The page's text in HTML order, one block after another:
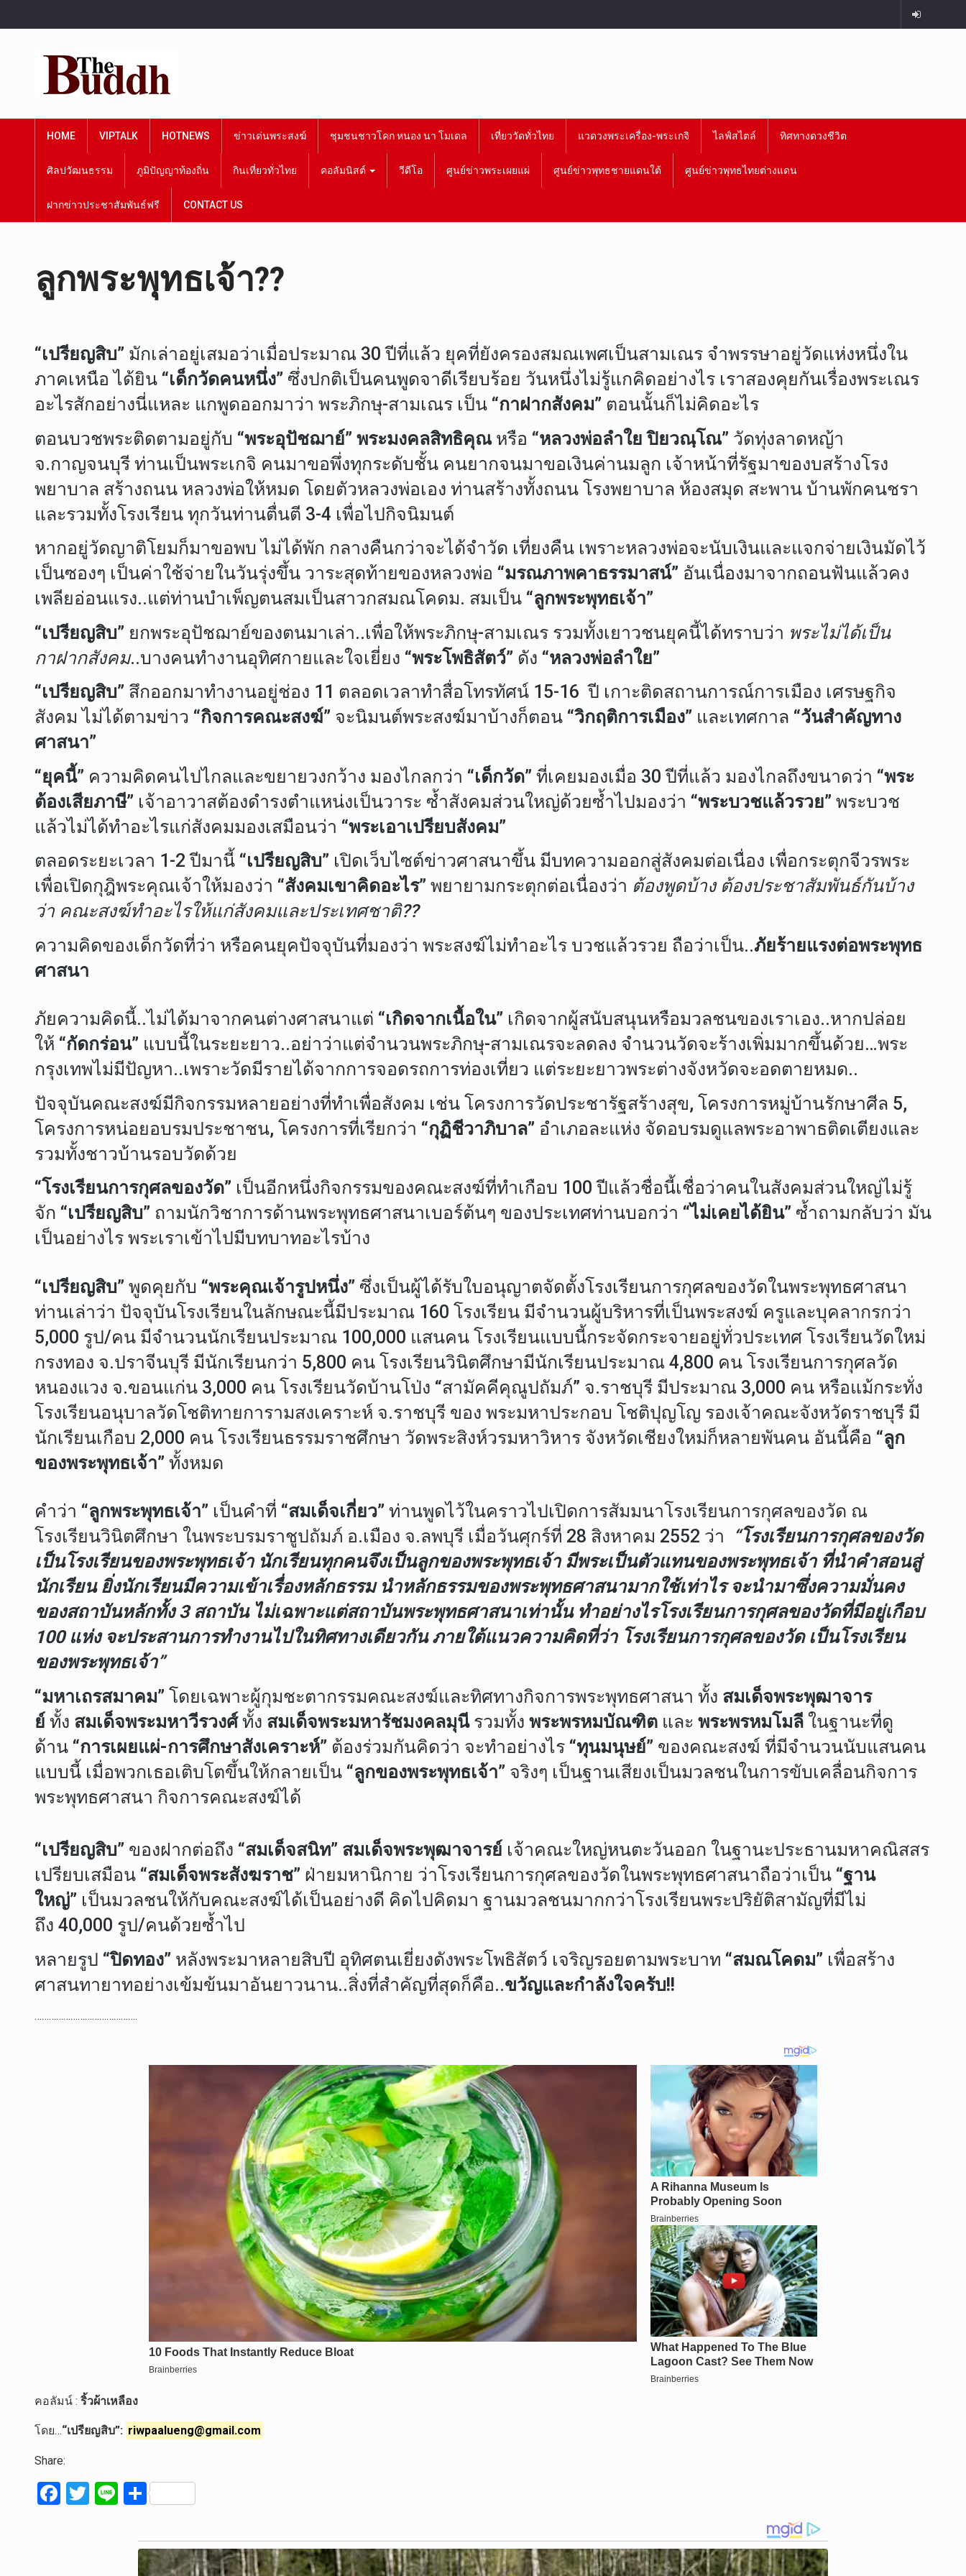
HOME VIPTALK HOTNEWS ข่าวเด่นพระสงฆ์ ชุมชนชาวโคก หนอง นา โมเดล เที่ยววัดทั่วไทย แวดวงพระเครื่อง-พระเกจิ ไลฟ์สไตล์ ทิศทางดวงชีวิต
ศิลปวัฒนธรรม ภูมิปัญญาท้องถิ่น กินเที่ยวทั่วไทย คอลัมนิสต์ วีดีโอ ศูนย์ข่าวพระเผยแผ่ ศูนย์ข่าวพุทธชายแดนใต้ ศูนย์ข่าวพุทธไทยต่างแดน
ฝากข่าวประชาสัมพันธ์ฟรี CONTACT US
ลูกพระพุทธเจ้า??
“เปรียญสิบ” มักเล่าอยู่เสมอว่าเมื่อประมาณ 30 ปีที่แล้ว ยุคที่ยังครองสมณเพศเป็นสามเณร จำพรรษาอยู่วัดแห่งหนึ่งใน
ภาคเหนือ ได้ยิน “เด็กวัดคนหนึ่ง” ซึ่งปกติเป็นคนพูดจาดีเรียบร้อย วันหนึ่งไม่รู้แกคิดอย่างไร เราสองคุยกันเรื่องพระเณร
อะไรสักอย่างนี่แหละ แกพูดออกมาว่า พระภิกษุ-สามเณร เป็น “กาฝากสังคม” ตอนนั้นก็ไม่คิดอะไร
ตอนบวชพระติดตามอยู่กับ “พระอุปัชฌาย์” พระมงคลสิทธิคุณหรือ “หลวงพ่อลำใย ปิยวณฺโณ” วัดทุ่งลาดหญ้า
จ.กาญจนบุรี ท่านเป็นพระเกจิ คนมาขอพึ่งทุกระดับชั้น คนยากจนมาขอเงินค่านมลูก เจ้าหน้าที่รัฐมาของบสร้างโรง
พยาบาล สร้างถนน หลวงพ่อให้หมด โดยตัวหลวงพ่อเอง ท่านสร้างทั้งถนน โรงพยาบาล ห้องสมุด สะพาน บ้านพักคนชรา
และรวมทั้งโรงเรียน ทุกวันท่านตื่นตี 3-4 เพื่อไปกิจนิมนต์
หากอยู่วัดญาติโยมก็มาขอพบ ไม่ได้พัก กลางคืนกว่าจะได้จำวัด เที่ยงคืน เพราะหลวงพ่อจะนับเงินและแจกจ่ายเงินมัดไว้
เป็นซองๆ เป็นค่าใช้จ่ายในวันรุ่งขึ้น วาระสุดท้ายของหลวงพ่อ “มรณภาพคาธรรมาสน์” อันเนื่องมาจากถอนฟันแล้วคง
เพลียอ่อนแรง..แต่ท่านบำเพ็ญตนสมเป็นสาวกสมณโคดม. สมเป็น “ลูกพระพุทธเจ้า”
“เปรียญสิบ” ยกพระอุปัชฌาย์ของตนมาเล่า..เพื่อให้พระภิกษุ-สามเณร รวมทั้งเยาวชนยุคนี้ได้ทราบว่า พระไม่ได้เป็น
กาฝากสังคม..บางคนทำงานอุทิศกายและใจเยี่ยง “พระโพธิสัตว์” ดัง “หลวงพ่อลำใย”
“เปรียญสิบ” สึกออกมาทำงานอยู่ช่อง 11 ตลอดเวลาทำสื่อโทรทัศน์ 15-16 ปี เกาะติดสถานการณ์การเมือง เศรษฐกิจ
สังคม ไม่ได้ตามข่าว “กิจการคณะสงฆ์” จะนิมนต์พระสงฆ์มาบ้างก็ตอน “วิกฤติการเมือง” และเทศกาล “วันสำคัญทาง
ศาสนา”
“ยุคนี้” ความคิดคนไปไกลและขยายวงกว้าง มองไกลกว่า “เด็กวัด” ที่เคยมองเมื่อ 30 ปีที่แล้ว มองไกลถึงขนาดว่า “พระ
ต้องเสียภาษี” เจ้าอาวาสต้องดำรงตำแหน่งเป็นวาระ ซ้ำสังคมส่วนใหญ่ด้วยซ้ำไปมองว่า “พระบวชแล้วรวย” พระบวช
แล้วไม่ได้ทำอะไรแก่สังคมมองเสมือนว่า “พระเอาเปรียบสังคม”
ตลอดระยะเวลา 1-2 ปีมานี้ “เปรียญสิบ” เปิดเว็บไซต์ข่าวศาสนาขึ้น มีบทความออกสู่สังคมต่อเนื่อง เพื่อกระตุกจีวรพระ
เพื่อเปิดกุฎิพระคุณเจ้าให้มองว่า “สังคมเขาคิดอะไร” พยายามกระตุกต่อเนื่องว่า ต้องพูดบ้าง ต้องประชาสัมพันธ์กันบ้าง
ว่า คณะสงฆ์ทำอะไรให้แก่สังคมและประเทศชาติ??
ความคิดของเด็กวัดที่ว่า หรือคนยุคปัจจุบันที่มองว่า พระสงฆ์ไม่ทำอะไร บวชแล้วรวย ถือว่าเป็น..ภัยร้ายแรงต่อพระพุทธ
ศาสนา
ภัยความคิดนี้..ไม่ได้มาจากคนต่างศาสนาแต่ “เกิดจากเนื้อใน” เกิดจากผู้สนับสนุนหรือมวลชนของเราเอง..หากปล่อย
ให้ “กัดกร่อน” แบบนี้ในระยะยาว..อย่าว่าแต่จำนวนพระภิกษุ-สามเณรจะลดลง จำนวนวัดจะร้างเพิ่มมากขึ้นด้วย…พระ
กรุงเทพไม่มีปัญหา..เพราะวัดมีรายได้จากการจอดรถการท่องเที่ยว แต่ระยะยาวพระต่างจังหวัดจะอดตายหมด..
ปัจจุบันคณะสงฆ์มีกิจกรรมหลายอย่างที่ทำเพื่อสังคม เช่น โครงการวัดประชารัฐสร้างสุข, โครงการหมู่บ้านรักษาศีล 5,
โครงการหน่อยอบรมประชาชน, โครงการที่เรียกว่า “กุฏิชีวาภิบาล” อำเภอละแห่ง จัดอบรมดูแลพระอาพาธติดเตียงและ
รวมทั้งชาวบ้านรอบวัดด้วย
“โรงเรียนการกุศลของวัด” เป็นอีกหนึ่งกิจกรรมของคณะสงฆ์ที่ทำเกือบ 100 ปีแล้วชื่อนี้เชื่อว่าคนในสังคมส่วนใหญ่ไม่รู้
จัก “เปรียญสิบ” ถามนักวิชาการด้านพระพุทธศาสนาเบอร์ต้นๆ ของประเทศท่านบอกว่า “ไม่เคยได้ยิน” ซ้ำถามกลับว่า มัน
เป็นอย่างไร พระเราเข้าไปมีบทบาทอะไรบ้าง
“เปรียญสิบ” พูดคุยกับ “พระคุณเจ้ารูปหนึ่ง” ซึ่งเป็นผู้ได้รับใบอนุญาตจัดตั้งโรงเรียนการกุศลของวัดในพระพุทธศาสนา
ท่านเล่าว่า ปัจจุบันโรงเรียนในลักษณะนี้มีประมาณ 160 โรงเรียน มีจำนวนผู้บริหารที่เป็นพระสงฆ์ ครูและบุคลากรกว่า
5,000 รูป/คน มีจำนวนนักเรียนประมาณ 100,000 แสนคน โรงเรียนแบบนี้กระจัดกระจายอยู่ทั่วประเทศ โรงเรียนวัดใหม่
กรงทอง จ.ปราจีนบุรี มีนักเรียนกว่า 5,800 คน โรงเรียนวินิตศึกษามีนักเรียนประมาณ 4,800 คน โรงเรียนการกุศลวัด
หนองแวง จ.ขอนแก่น 3,000 คน โรงเรียนวัดบ้านโป่ง “สามัคคีคุณูปถัมภ์” จ.ราชบุรี มีประมาณ 3,000 คน หรือแม้กระทั่ง
โรงเรียนอนุบาลวัดโชติทายการามสงเคราะห์ จ.ราชบุรี ของ พระมหาประกอบ โชติปุญโญ รองเจ้าคณะจังหวัดราชบุรี มี
นักเรียนเกือบ 2,000 คน โรงเรียนธรรมราชศึกษา วัดพระสิงห์วรมหาวิหาร จังหวัดเชียงใหม่ก็หลายพันคน อันนี้คือ “ลูก
ของพระพุทธเจ้า” ทั้งหมด
คำว่า “ลูกพระพุทธเจ้า” เป็นคำที่ “สมเด็จเกี่ยว” ท่านพูดไว้ในคราวไปเปิดการสัมมนาโรงเรียนการกุศลของวัด ณ
โรงเรียนวินิตศึกษา ในพระบรมราชูปถัมภ์ อ.เมือง จ.ลพบุรี เมื่อวันศุกร์ที่ 28 สิงหาคม 2552 ว่า
“โรงเรียนการกุศลของวัด
เป็นโรงเรียนของพระพุทธเจ้า นักเรียนทุกคนจึงเป็นลูกของพระพุทธเจ้า มีพระเป็นตัวแทนของพระพุทธเจ้า ที่นำคำสอนสู่
นักเรียน ยิ่งนักเรียนมีความเข้าเรื่องหลักธรรม นำหลักธรรมของพระพุทธศาสนามากใช้เท่าไร จะนำมาซึ่งความมั่นคง
ของสถาบันหลักทั้ง 3 สถาบัน ไม่เฉพาะแต่สถาบันพระพุทธศาสนาเท่านั้น ทำอย่างไรโรงเรียนการกุศลของวัดที่มีอยู่เกือบ
100 แห่ง จะประสานการทำงานไปในทิศทางเดียวกัน ภายใต้แนวความคิดที่ว่า โรงเรียนการกุศลของวัด เป็นโรงเรียน
ของพระพุทธเจ้า”
“มหาเถรสมาคม” โดยเฉพาะผู้กุมชะตากรรมคณะสงฆ์และทิศทางกิจการพระพุทธศาสนา ทั้ง สมเด็จพระพุฒาจาร
ย์ ทั้ง สมเด็จพระมหาวีรวงศ์ทั้ง สมเด็จพระมหารัชมงคลมุนีรวมทั้ง พระพรหมบัณฑิต และ พระพรหมโมลี ในฐานะที่ดู
ด้าน “การเผยแผ่-การศึกษาสังเคราะห์” ต้องร่วมกันคิดว่า จะทำอย่างไร “ทุนมนุษย์” ของคณะสงฆ์ ที่มีจำนวนนับแสนคน
แบบนี้ เมื่อพวกเธอเติบโตขึ้นให้กลายเป็น “ลูกของพระพุทธเจ้า” จริงๆ เป็นฐานเสียงเป็นมวลชนในการขับเคลื่อนกิจการ
พระพุทธศาสนา กิจการคณะสงฆ์ได้
“เปรียญสิบ” ของฝากต่อถึง “สมเด็จสนิท” สมเด็จพระพุฒาจารย์ เจ้าคณะใหญ่หนตะวันออก ในฐานะประธานมหาคณิสสร
เปรียบเสมือน “สมเด็จพระสังฆราช” ฝ่ายมหานิกาย ว่าโรงเรียนการกุศลของวัดในพระพุทธศาสนาถือว่าเป็น “ฐาน
ใหญ่” เป็นมวลชนให้กับคณะสงฆ์ได้เป็นอย่างดี คิดไปคิดมา ฐานมวลชนมากกว่าโรงเรียนพระปริยัติสามัญที่มีไม่
ถึง 40,000 รูป/คนด้วยซ้ำไป
หลายรูป “ปิดทอง” หลังพระมาหลายสิบปี อุทิศตนเยี่ยงดังพระโพธิสัตว์ เจริญรอยตามพระบาท “สมณโคดม” เพื่อสร้าง
ศาสนทายาทอย่างเข้มข้นมาอันยาวนาน..สิ่งที่สำคัญที่สุดก็คือ..ขวัญและกำลังใจครับ!!
…………………………………….
คอลัมน์ : ริ้วผ้าเหลือง
โดย…“เปรียญสิบ”: riwpaalueng@gmail.com
Share:
F
T
Li S
ar
e